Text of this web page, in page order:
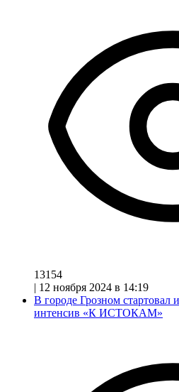
13154
| 12 ноября 2024 в 14:19
В городе Грозном стартовал
интенсив «К ИСТОКАМ»